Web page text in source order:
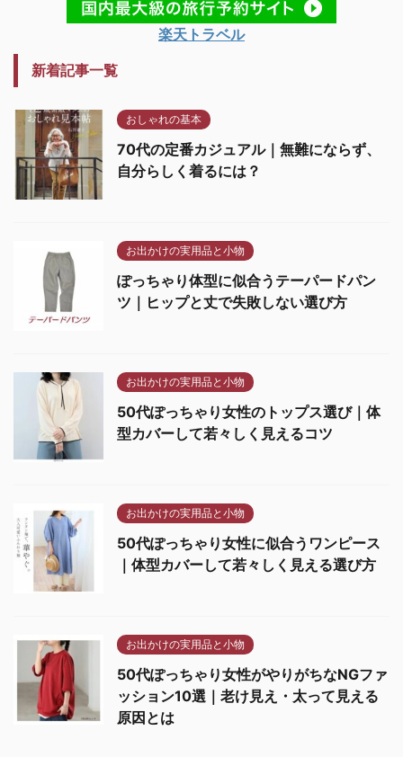
楽天トラベル
新着記事一覧
おしゃれの基本
70代の定番カジュアル｜無難にならず、
自分らしく着るには？
お出かけの実用品と小物
ぽっちゃり体型に似合うテーパードパン
ツ｜ヒップと丈で失敗しない選び方
お出かけの実用品と小物
50代ぽっちゃり女性のトップス選び｜体
型カバーして若々しく見えるコツ
お出かけの実用品と小物
50代ぽっちゃり女性に似合うワンピース
｜体型カバーして若々しく見える選び方
お出かけの実用品と小物
50代ぽっちゃり女性がやりがちなNGファ
ッション10選｜老け見え・太って見える
原因とは